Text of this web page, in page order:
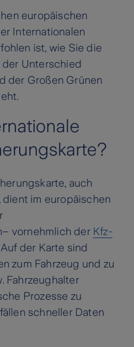
europäischen
Internationalen
ist, wie Sie die
der Unterschied
der Großen Grünen
auch
dient im europäischen
vornehmlich der Kfz-
Auf der Karte sind
zum Fahrzeug und zu
Fahrzeughalter
Prozesse zu
schneller Daten